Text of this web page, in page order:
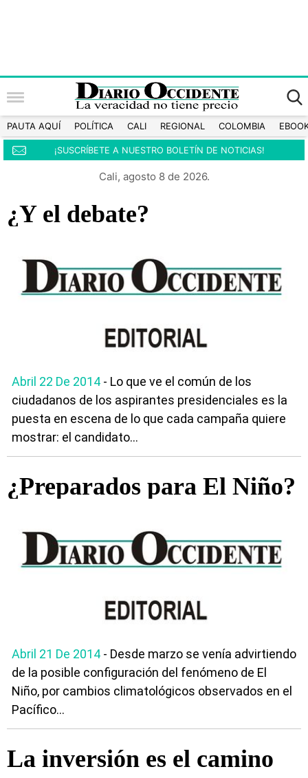
PAUTA AQUÍ POLÍTICA CALI REGIONAL COLOMBIA
¡SUSCRÍBETE A NUESTRO BOLETÍN DE NOTICIAS!
Cali, agosto 8 de 2026.
¿Y el debate?
Abril 22 De 2014 - Lo que ve el común de los
ciudadanos de los aspirantes presidenciales es la
puesta en escena de lo que cada campaña quiere
mostrar: el candidato...
¿Preparados para El Niño?
Abril 21 De 2014 - Desde marzo se venía advirtiendo
de la posible configuración del fenómeno de El
Niño, por cambios climatológicos observados en el
Pacífico...
La inversión es el camino